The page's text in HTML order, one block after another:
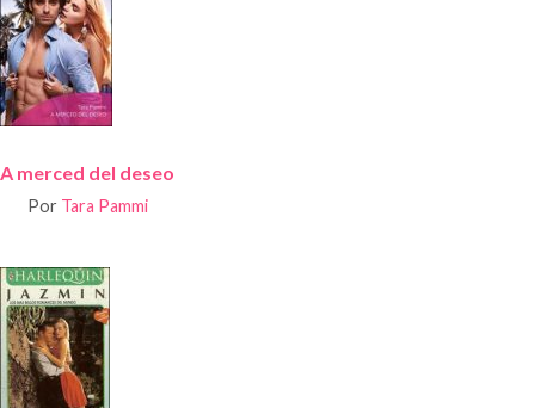
A merced del deseo
Por Tara Pammi